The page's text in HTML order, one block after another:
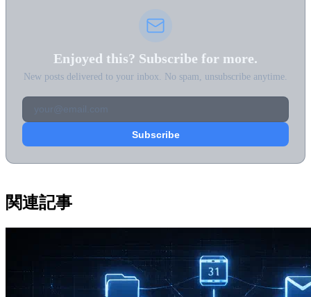
Enjoyed this? Subscribe for more.
New posts delivered to your inbox. No spam, unsubscribe anytime.
関連記事